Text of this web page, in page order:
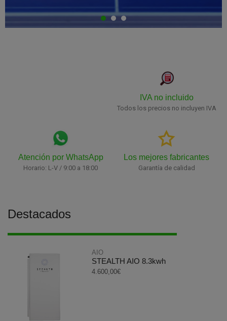
IVA no incluido
Todos los precios no incluyen IVA
Atención por WhatsApp
Horario: L-V / 9:00 a 18:00
Los mejores fabricantes
Garantía de calidad
Destacados
AIO
STEALTH AIO 8.3kwh
4.600,00€